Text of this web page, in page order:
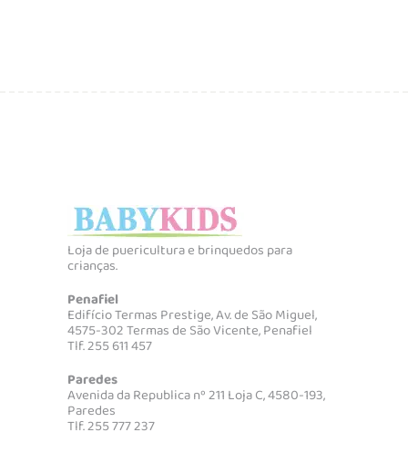
Loja de puericultura e brinquedos para
crianças.
Penafiel
Edifício Termas Prestige, Av. de São Miguel,
4575-302 Termas de São Vicente, Penafiel
Tlf. 255 611 457
Paredes
Avenida da Republica nº 211 Loja C, 4580-193,
Paredes
Tlf. 255 777 237